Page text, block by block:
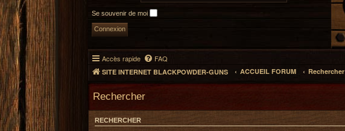
Se souvenir de moi
Accès rapide FAQ
SITE INTERNET BLACKPOWDER-GUNS ACCUEIL FORUM Rechercher
Rechercher
RECHERCHER